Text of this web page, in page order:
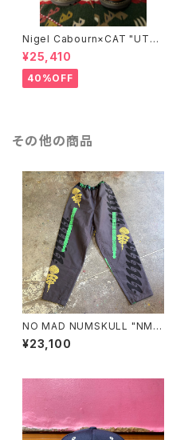
Nigel Cabourn×CAT "UTA
H"/BROWN
¥25,410
40%OFF
その他の商品
NO MAD NUMSKULL "NMN
×壊し屋 ALL OVER PATTER
N LONG PANTS"(L)
¥23,100